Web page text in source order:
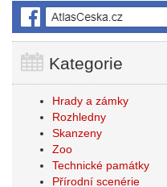
Kategorie
Hrady a zámky
Rozhledny
Skanzeny
Zoo
Technické památky
Přírodní scenérie